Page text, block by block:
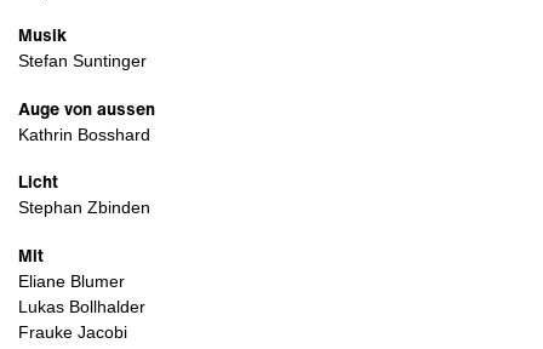
Musik
Stefan Suntinger
Auge von aussen
Kathrin Bosshard
Licht
Stephan Zbinden
Mit
Eliane Blumer
Lukas Bollhalder
Frauke Jacobi